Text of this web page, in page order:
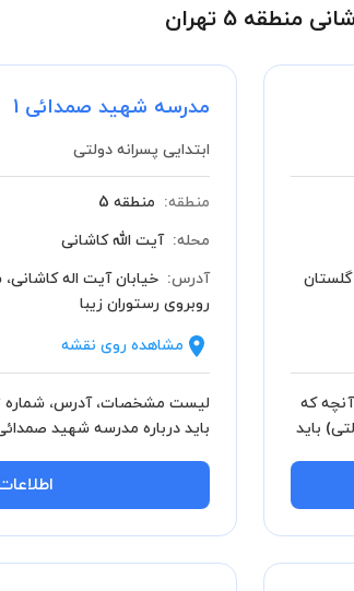
5 تهران
گلستان
که
باید
مدرسه شهید صمدائی 1
ابتدایی پسرانه دولتی
منطقه: منطقه 5
محله: آیت الله کاشانی
آدرس: خیابان آیت اله کاشانی،
روبروی رستوران زیبا
مشاهده روی نقشه
لیست مشخصات، آدرس، شماره